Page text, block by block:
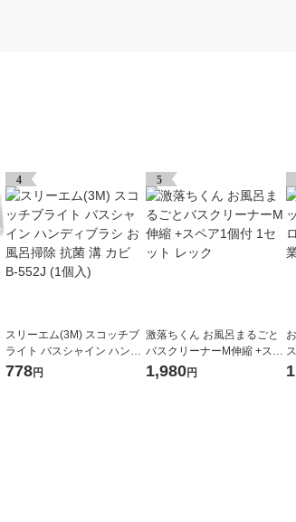
4
スリーエム(3M) スコッチブ
ライト バスシャイン ハンデ
ィブラシ お風呂掃除 抗菌 溝
778円
5
激落ちくん お風呂まるごと
バスクリーナーM伸縮 +スペ
ア1個付 1セット レック
1,980円